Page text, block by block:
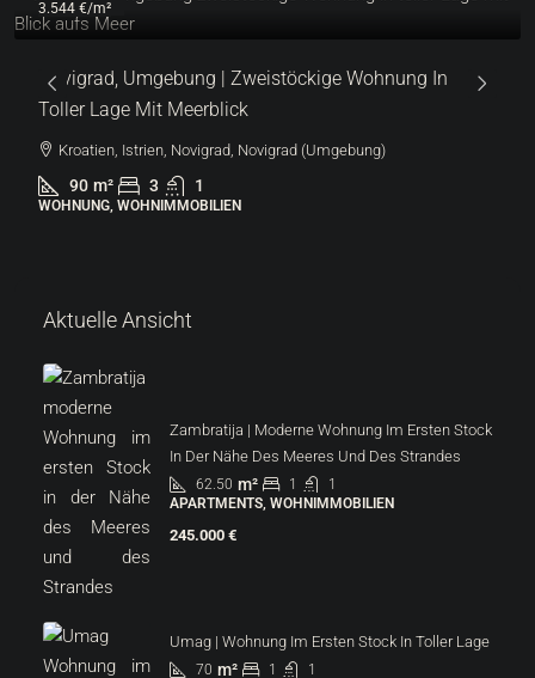
3.544 €/m²
Novigrad, Umgebung | Zweistöckige Wohnung In
Toller Lage Mit Meerblick
Kroatien, Istrien, Novigrad, Novigrad (Umgebung)
90 m² 3 1
WOHNUNG, WOHNIMMOBILIEN
Aktuelle Ansicht
Zambratija | Moderne Wohnung Im Ersten Stock
In Der Nähe Des Meeres Und Des Strandes
62.50 m² 1
1
APARTMENTS, WOHNIMMOBILIEN
245.000 €
Umag | Wohnung Im Ersten Stock In Toller Lage
70 m² 1
1